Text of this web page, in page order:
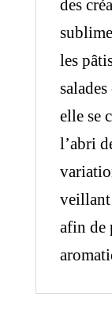
des
les
elle se
l’abri
veillant
afin de